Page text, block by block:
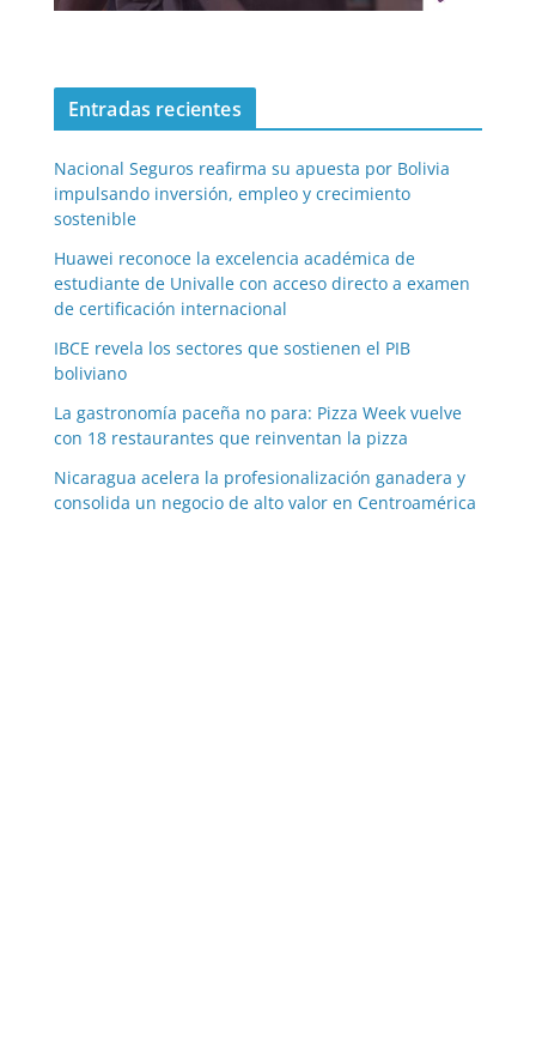
Entradas recientes
Nacional Seguros reafirma su apuesta por Bolivia
impulsando inversión, empleo y crecimiento
sostenible
Huawei reconoce la excelencia académica de
estudiante de Univalle con acceso directo a examen
de certificación internacional
IBCE revela los sectores que sostienen el PIB
boliviano
La gastronomía paceña no para: Pizza Week vuelve
con 18 restaurantes que reinventan la pizza
Nicaragua acelera la profesionalización ganadera y
consolida un negocio de alto valor en Centroamérica